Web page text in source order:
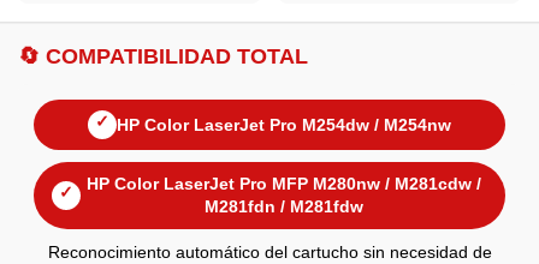
🔄 COMPATIBILIDAD TOTAL
✓ HP Color LaserJet Pro M254dw / M254nw
✓
HP Color LaserJet Pro MFP M280nw / M281cdw /
M281fdn / M281fdw
Reconocimiento automático del cartucho sin necesidad de